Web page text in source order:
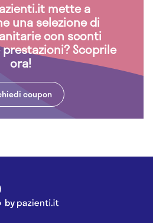
mette a
una selezione di
con sconti
Scoprile
ora!
coupon